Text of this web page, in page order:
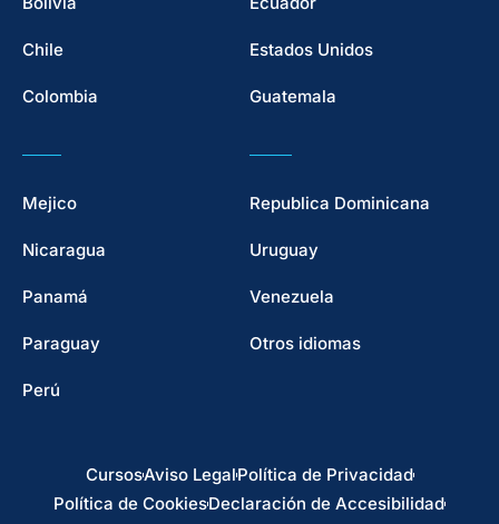
Chile
Colombia
Estados Unidos
Guatemala
Mejico
Nicaragua
Panamá
Paraguay
Perú
Republica Dominicana
Uruguay
Venezuela
Otros idiomas
CursosAviso LegalPolítica de Privacidad
Política de CookiesDeclaración de Accesibilidad